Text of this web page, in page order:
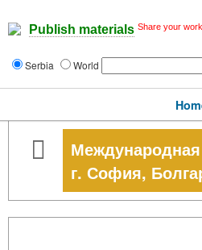
Publish materials Share your
Serbia World
Международная
г. София,